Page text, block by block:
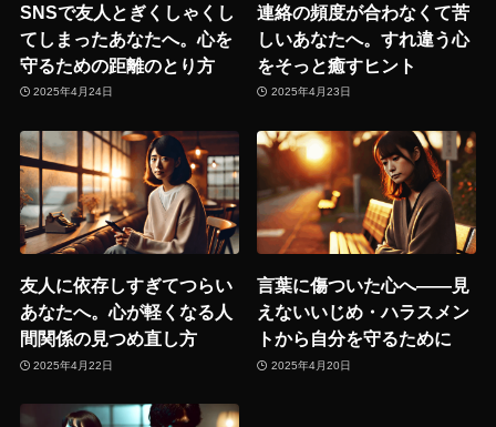
SNSで友人とぎくしゃくし
てしまったあなたへ。心を
守るための距離のとり方
2025年4月24日
連絡の頻度が合わなくて苦
しいあなたへ。すれ違う心
をそっと癒すヒント
2025年4月23日
友人に依存しすぎてつらい
あなたへ。心が軽くなる人
間関係の見つめ直し方
2025年4月22日
言葉に傷ついた心へ――見
えないいじめ・ハラスメン
トから自分を守るために
2025年4月20日